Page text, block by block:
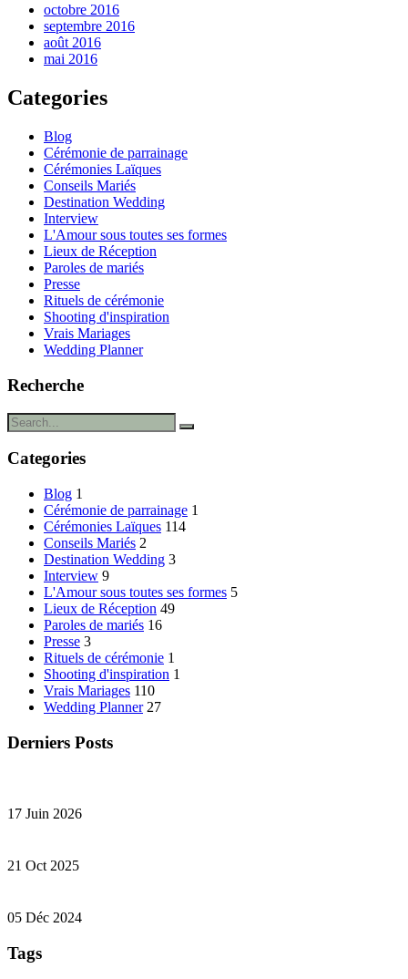
octobre 2016
septembre 2016
août 2016
mai 2016
Categories
Blog
Cérémonie de parrainage
Cérémonies Laïques
Conseils Mariés
Destination Wedding
Interview
L'Amour sous toutes ses formes
Lieux de Réception
Paroles de mariés
Presse
Rituels de cérémonie
Shooting d'inspiration
Vrais Mariages
Wedding Planner
Recherche
Categories
Blog 1
Cérémonie de parrainage 1
Cérémonies Laïques 114
Conseils Mariés 2
Destination Wedding 3
Interview 9
L'Amour sous toutes ses formes 5
Lieux de Réception 49
Paroles de mariés 16
Presse 3
Rituels de cérémonie 1
Shooting d'inspiration 1
Vrais Mariages 110
Wedding Planner 27
Derniers Posts
17 Juin 2026
21 Oct 2025
05 Déc 2024
Tags